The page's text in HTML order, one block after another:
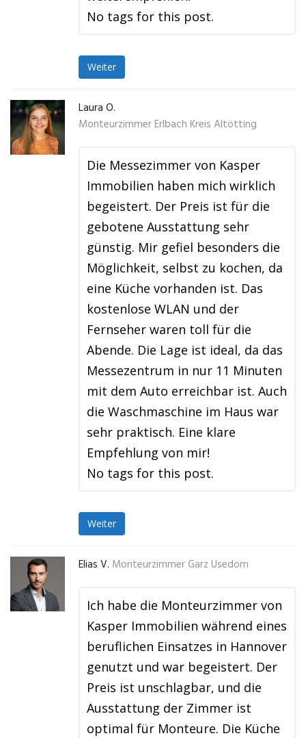
No tags for this post.
Weiter
Laura O.
Monteurzimmer Erlbach Kreis Altötting
Die Messezimmer von Kasper
Immobilien haben mich wirklich
begeistert. Der Preis ist für die
gebotene Ausstattung sehr
günstig. Mir gefiel besonders die
Möglichkeit, selbst zu kochen, da
eine Küche vorhanden ist. Das
kostenlose WLAN und der
Fernseher waren toll für die
Abende. Die Lage ist ideal, da das
Messezentrum in nur 11 Minuten
mit dem Auto erreichbar ist. Auch
die Waschmaschine im Haus war
sehr praktisch. Eine klare
Empfehlung von mir!
No tags for this post.
Weiter
Elias V. Monteurzimmer Garz Usedom
Ich habe die Monteurzimmer von
Kasper Immobilien während eines
beruflichen Einsatzes in Hannover
genutzt und war begeistert. Der
Preis ist unschlagbar, und die
Ausstattung der Zimmer ist
optimal für Monteure. Die Küche